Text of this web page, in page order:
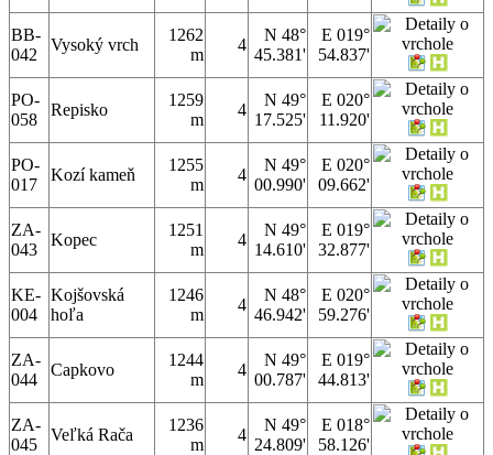
BB-
042
Vysoký vrch
1262
m
4
N 48°
45.381'
E 019°
54.837'
PO-
058
Repisko
1259
m
4
N 49°
17.525'
E 020°
11.920'
PO-
017
Kozí kameň
1255
m
4
N 49°
00.990'
E 020°
09.662'
ZA-
043
Kopec
1251
m
4
N 49°
14.610'
E 019°
32.877'
KE-
004
Kojšovská
hoľa
1246
m
4
N 48°
46.942'
E 020°
59.276'
ZA-
044
Capkovo
1244
m
4
N 49°
00.787'
E 019°
44.813'
ZA-
045
Veľká Rača
1236
m
4
N 49°
24.809'
E 018°
58.126'